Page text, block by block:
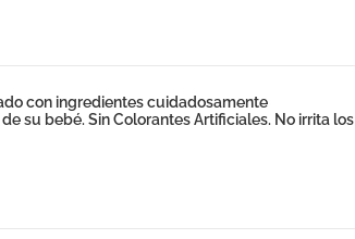
con ingredientes cuidadosamente
su bebé. Sin Colorantes Artificiales. No irrita los